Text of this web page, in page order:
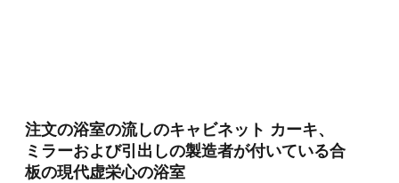
注文の浴室の流しのキャビネット カーキ、
ミラーおよび引出しの製造者が付いている合
板の現代虚栄心の浴室